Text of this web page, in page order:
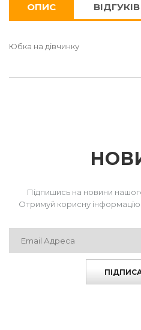
ОПИС
Юбка на дівчинку
Підпишись на новини
Отримуй корисну